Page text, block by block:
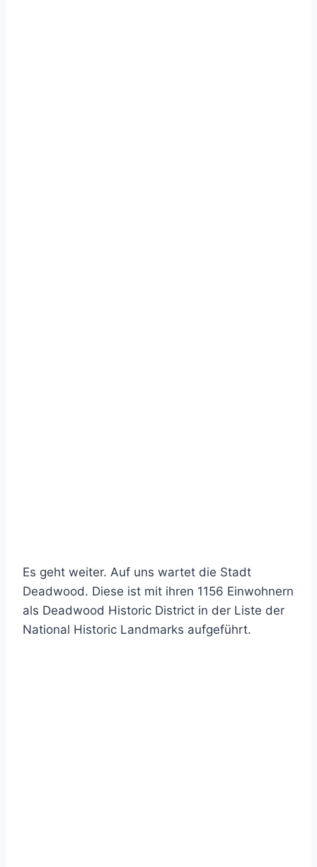
Es geht weiter. Auf uns wartet die Stadt
Deadwood. Diese ist mit ihren 1156 Einwohnern
als Deadwood Historic District in der Liste der
National Historic Landmarks aufgeführt.